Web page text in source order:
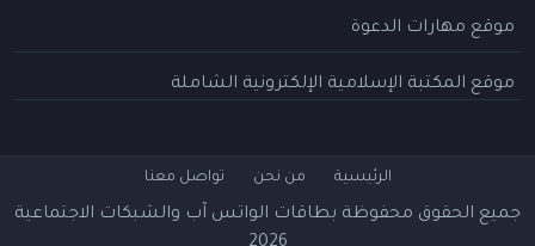
موقع مهارات الدعوة
موقع المكتبة الإسلامية الإلكترونية الشاملة
الرئيسية من نحن تواصل معنا
جميع الحقوق محفوظة بطاقات الواتس آب والشبكات الاجتماعية